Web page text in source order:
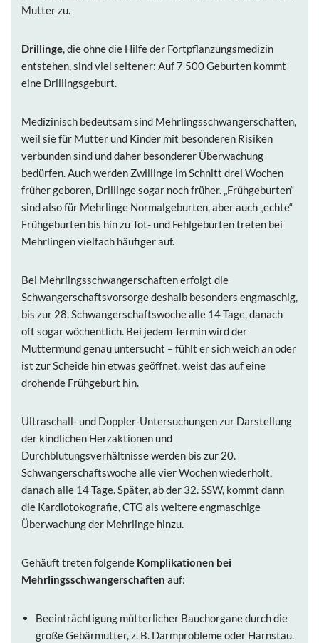
Mutter zu.
Drillinge, die ohne die Hilfe der Fortpflanzungsmedizin
entstehen, sind viel seltener: Auf 7 500 Geburten kommt
eine Drillingsgeburt.
Medizinisch bedeutsam sind Mehrlingsschwangerschaften,
weil sie für Mutter und Kinder mit besonderen Risiken
verbunden sind und daher besonderer Überwachung
bedürfen. Auch werden Zwillinge im Schnitt drei Wochen
früher geboren, Drillinge sogar noch früher. „Frühgeburten“
sind also für Mehrlinge Normalgeburten, aber auch „echte“
Frühgeburten bis hin zu Tot- und Fehlgeburten treten bei
Mehrlingen vielfach häufiger auf.
Bei Mehrlingsschwangerschaften erfolgt die
Schwangerschaftsvorsorge deshalb besonders engmaschig,
bis zur 28. Schwangerschaftswoche alle 14 Tage, danach
oft sogar wöchentlich. Bei jedem Termin wird der
Muttermund genau untersucht – fühlt er sich weich an oder
ist zur Scheide hin etwas geöffnet, weist das auf eine
drohende Frühgeburt hin.
Ultraschall- und Doppler-Untersuchungen zur Darstellung
der kindlichen Herzaktionen und
Durchblutungsverhältnisse werden bis zur 20.
Schwangerschaftswoche alle vier Wochen wiederholt,
danach alle 14 Tage. Später, ab der 32. SSW, kommt dann
die Kardiotokografie, CTG als weitere engmaschige
Überwachung der Mehrlinge hinzu.
Gehäuft treten folgende Komplikationen bei
Mehrlingsschwangerschaften auf:
Beeinträchtigung mütterlicher Bauchorgane durch die
große Gebärmutter, z. B. Darmprobleme oder Harnstau.